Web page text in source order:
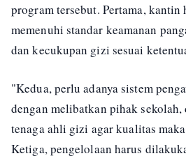
program tersebut. Pertama, kantin
memenuhi standar keamanan
dan kecukupan gizi sesuai
"Kedua, perlu adanya sistem
dengan melibatkan pihak
tenaga ahli gizi agar kualitas
Ketiga, pengelolaan harus